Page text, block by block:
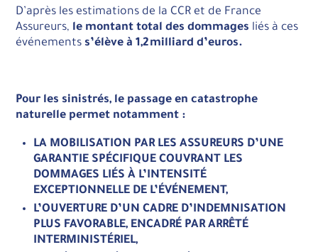
D’après les estimations de la CCR et de France
Assureurs, le montant total des dommages liés à ces
événements s’élève à 1,2 milliard d’euros.
Pour les sinistrés, le passage en catastrophe
naturelle permet notamment :
LA MOBILISATION PAR LES ASSUREURS D’UNE
GARANTIE SPÉCIFIQUE COUVRANT LES
DOMMAGES LIÉS À L’INTENSITÉ
EXCEPTIONNELLE DE L’ÉVÉNEMENT,
L’OUVERTURE D’UN CADRE D’INDEMNISATION
PLUS FAVORABLE, ENCADRÉ PAR ARRÊTÉ
INTERMINISTÉRIEL,